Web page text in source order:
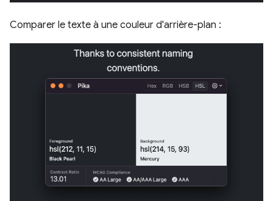
Comparer le texte à une couleur d'arrière-plan :